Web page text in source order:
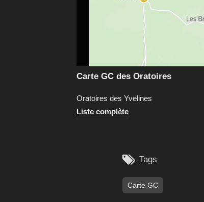
Carte GC des Oratoires
Oratoires des Yvelines
Liste complète
 Tags
Carte GC